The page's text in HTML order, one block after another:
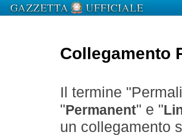
Collegamento
Il termine
" Permanent" e "
un collegamento